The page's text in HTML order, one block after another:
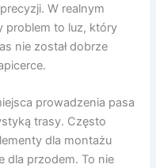
W realnym
problem to luz, który
nie został dobrze
prowadzenia pasa
trasy. Często
dla montażu
dla przodem. To nie